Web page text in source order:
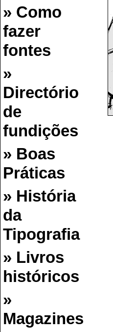
» Como
fazer
fontes
»
Directório
de
fundições
» Boas
Práticas
» História
da
Tipografia
» Livros
históricos
»
Magazines